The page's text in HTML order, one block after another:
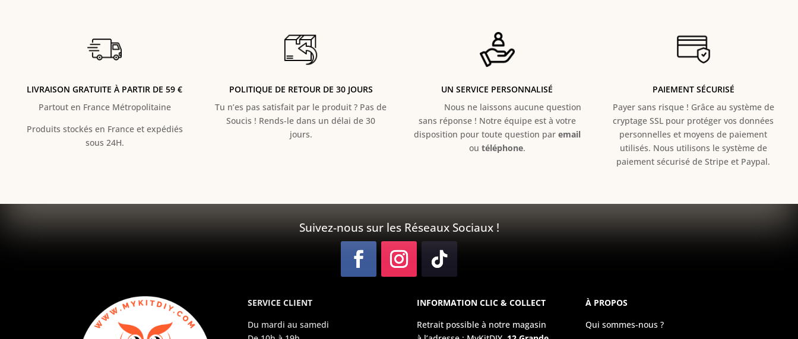
LIVRAISON GRATUITE À PARTIR DE 59 €
Partout en France Métropolitaine
Produits stockés en France et expédiés
sous 24H.
POLITIQUE DE RETOUR DE 30 JOURS
Tu n’es pas satisfait par le produit ? Pas de
Soucis ! Rends-le dans un délai de 30
jours.
UN SERVICE PERSONNALISÉ
Nous ne laissons aucune question
sans réponse ! Notre équipe est à votre
disposition pour toute question par email
ou téléphone.
PAIEMENT SÉCURISÉ
Payer sans risque ! Grâce au système de
cryptage SSL pour protéger vos données
personnelles et moyens de paiement
utilisés. Nous utilisons le système de
paiement sécurisé de Stripe et Paypal.
Suivez-nous sur les Réseaux Sociaux !
SERVICE CLIENT
Du mardi au samedi
INFORMATION CLIC & COLLECT
Retrait possible à notre magasin
À PROPOS
Qui sommes-nous ?